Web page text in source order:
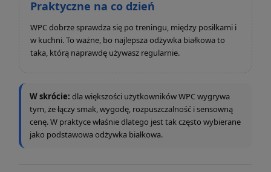
Praktyczne na co dzień
WPC dobrze sprawdza się po treningu, między posiłkami i
w kuchni. To ważne, bo najlepsza odżywka białkowa to
taka, którą naprawdę używasz regularnie.
W skrócie: dla większości użytkowników WPC wygrywa
tym, że łączy smak, wygodę, rozpuszczalność i sensowną
cenę. W praktyce właśnie dlatego jest tak często wybierane
jako podstawowa odżywka białkowa.